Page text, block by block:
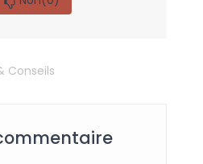
Conseils